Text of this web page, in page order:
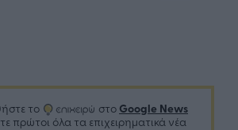
το στο Google News
πρώτοι όλα τα επιχειρηματικά νέα